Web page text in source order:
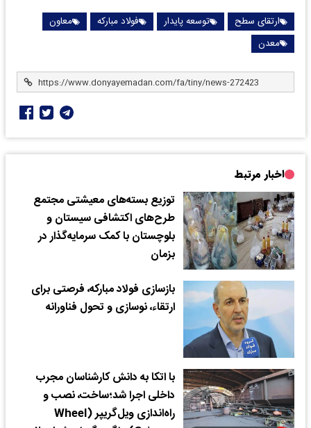
ارتقای سطح توسعه پایدار فولاد مبارکه
معاون
معدن
اخبار مرتبط
توزیع بسته‌های معیشتی مجتمع
طرح‌های اکتشافی سیستان و
بلوچستان با کمک سرمایه‌گذار در
بزمان
بازسازی فولاد مبارکه، فرصتی برای
ارتقاء، نوسازی و تحول فناورانه
با اتکا به دانش کارشناسان مجرب
داخلی اجرا شد؛ساخت، نصب و
راه‌اندازی ویل‌گریپر (Wheel